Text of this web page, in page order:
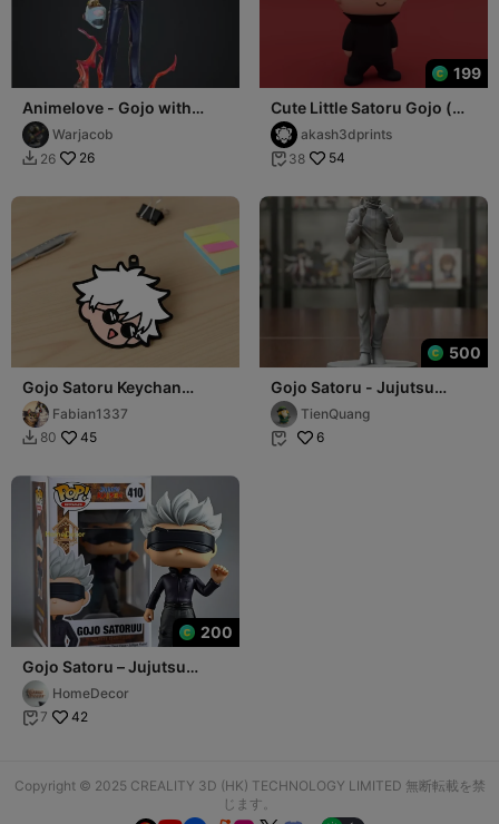
Animelove - Gojo with
Jogo head
Warjacob
 26 26
199
Cute Little Satoru Gojo (
Jujutsu Kaisen )
akash3dprints
 38 54
Gojo Satoru Keychan
Multicolor
Fabian1337
 80 45
500
Gojo Satoru - Jujutsu
Kaisen - 3D Print
TienQuang
 6
200
Gojo Satoru – Jujutsu
KaisenHomeDecor
 7 42
Copyright © 2025 CREALITY 3D (HK) TECHNOLOGY LIMITED 無断転載を禁
じます。